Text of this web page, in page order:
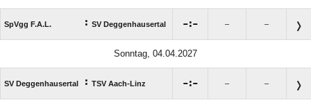
SpVgg F.A.L. : SV Deggenhausertal : – –
Sonntag, 04.04.2027
SV Deggenhausertal : TSV Aach-Linz : – –